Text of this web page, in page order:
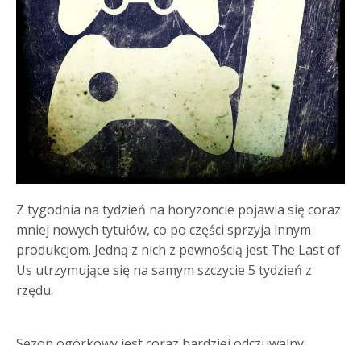
Z tygodnia na tydzień na horyzoncie pojawia się coraz
mniej nowych tytułów, co po części sprzyja innym
produkcjom. Jedną z nich z pewnością jest The Last of
Us utrzymujące się na samym szczycie 5 tydzień z
rzędu.